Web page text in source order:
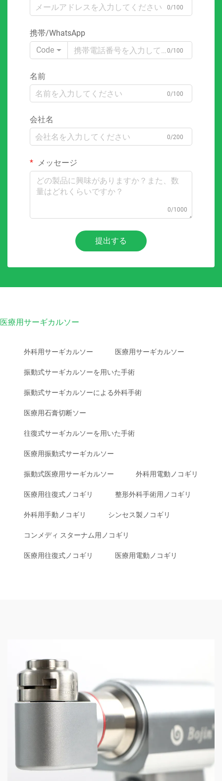
0/100
携帯/WhatsApp
Code
0/100
名前
0/100
会社名
0/200
メッセージ
0/1000
提出する
医療用サーギカルソー
外科用サーギカルソー 医療用サーギカルソー
振動式サーギカルソーを用いた手術
振動式サーギカルソーによる外科手術
医療用石膏切断ソー
往復式サーギカルソーを用いた手術
医療用振動式サーギカルソー
振動式医療用サーギカルソー 外科用電動ノコギリ
医療用往復式ノコギリ 整形外科手術用ノコギリ
外科用手動ノコギリ シンセス製ノコギリ
コンメディ スターナム用ノコギリ
医療用往復式ノコギリ 医療用電動ノコギリ